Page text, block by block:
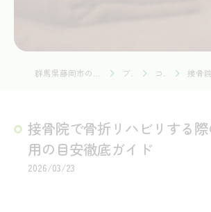
ブログ コラム 接骨院で骨折
接骨院で骨折リハビリする
用の目安徹底ガイド
2026/03/23